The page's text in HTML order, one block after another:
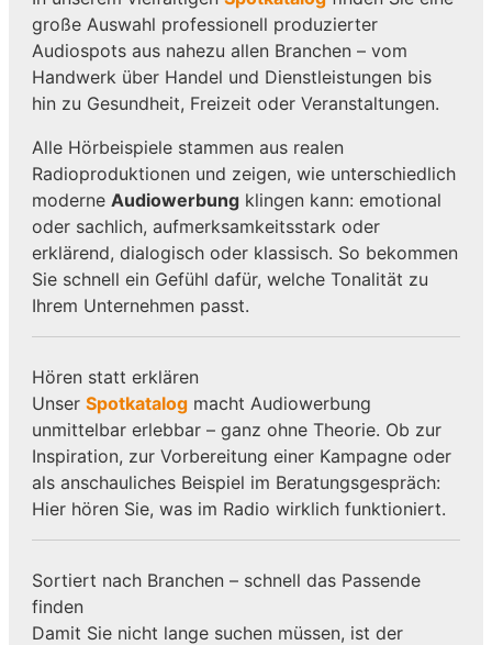
große Auswahl professionell produzierter
Audiospots aus nahezu allen Branchen – vom
Handwerk über Handel und Dienstleistungen bis
hin zu Gesundheit, Freizeit oder Veranstaltungen.
Alle Hörbeispiele stammen aus realen
Radioproduktionen und zeigen, wie unterschiedlich
moderne Audiowerbungklingen kann: emotional
oder sachlich, aufmerksamkeitsstark oder
erklärend, dialogisch oder klassisch. So bekommen
Sie schnell ein Gefühl dafür, welche Tonalität zu
Ihrem Unternehmen passt.
Hören statt erklären
Unser Spotkatalogmacht Audiowerbung
unmittelbar erlebbar – ganz ohne Theorie. Ob zur
Inspiration, zur Vorbereitung einer Kampagne oder
als anschauliches Beispiel im Beratungsgespräch:
Hier hören Sie, was im Radio wirklich funktioniert.
Sortiert nach Branchen – schnell das Passende
finden
Damit Sie nicht lange suchen müssen, ist der